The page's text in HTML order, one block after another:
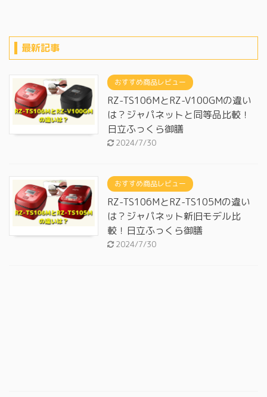
最新記事
おすすめ商品レビュー
RZ-TS106MとRZ-V100GMの違い
は？ジャパネットと同等品比較！
日立ふっくら御膳
2024/7/30
おすすめ商品レビュー
RZ-TS106MとRZ-TS105Mの違い
は？ジャパネット新旧モデル比
較！日立ふっくら御膳
2024/7/30